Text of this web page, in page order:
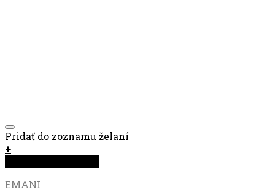
Pridať do zoznamu želaní
+
EMANI